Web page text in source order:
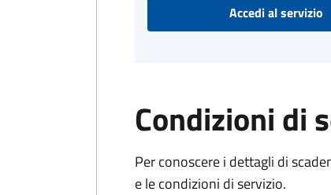
Accedi al servizio
Condizioni di
Per conoscere i dettagli di
e le condizioni di servizio.